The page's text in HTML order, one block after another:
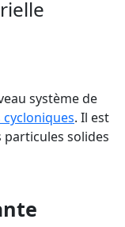
système de
. Il est
solides